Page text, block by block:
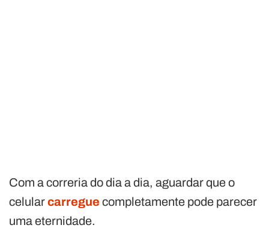
Com a correria do dia a dia, aguardar que o
celularcarregue completamente pode parecer
uma eternidade.